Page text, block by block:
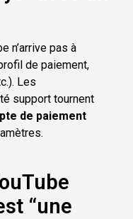
n’arrive pas à
de paiement,
Les
support tournent
de paiement
“une